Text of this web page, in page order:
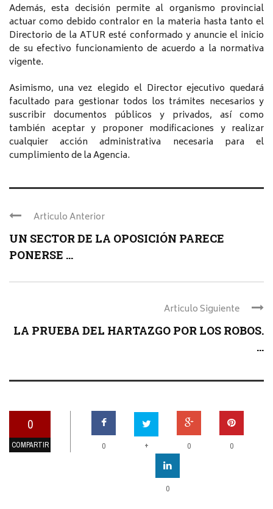
Además, esta decisión permite al organismo provincial
actuar como debido contralor en la materia hasta tanto el
Directorio de la ATUR esté conformado y anuncie el inicio
de su efectivo funcionamiento de acuerdo a la normativa
vigente.
Asimismo, una vez elegido el Director ejecutivo quedará
facultado para gestionar todos los trámites necesarios y
suscribir documentos públicos y privados, así como
también aceptar y proponer modificaciones y realizar
cualquier acción administrativa necesaria para el
cumplimiento de la Agencia.
Articulo Anterior
UN SECTOR DE LA OPOSICIÓN PARECE
PONERSE ...
Articulo Siguiente
LA PRUEBA DEL HARTAZGO POR LOS ROBOS.
...
0
COMPARTIR 0 + 0 0
0